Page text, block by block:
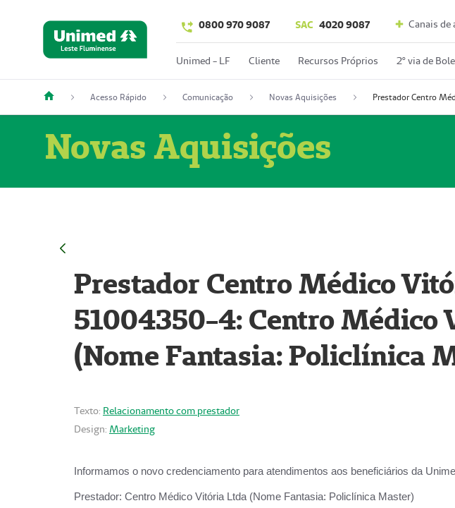
0800 970 9087 SAC 4020 9087 Canais
Unimed - LF Cliente Recursos Próprios 2º via de
Acesso Rápido Comunicação Novas Aquisições
Novas Aquisições
Prestador Centro Médico
51004350-4: Centro Médico
(Nome Fantasia: Policlínica
Texto: Relacionamento com prestador
Design: Marketing
Informamos o novo credenciamento para atendimentos aos beneficiários da
Prestador: Centro Médico Vitória Ltda (Nome Fantasia: Policlínica Master)